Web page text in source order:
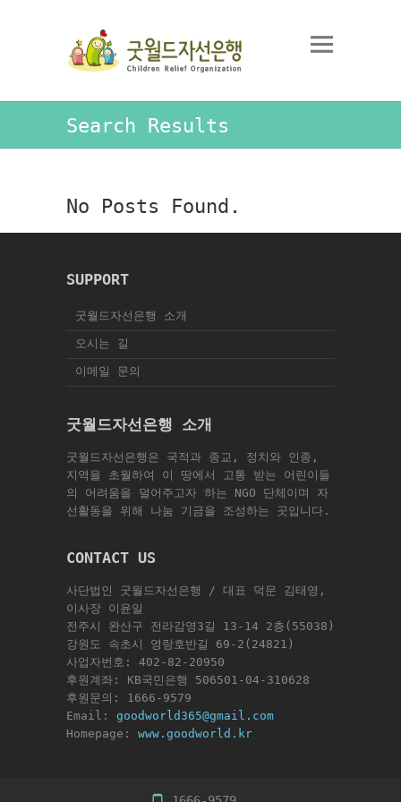
Search Results
No Posts Found.
SUPPORT
굿월드자선은행 소개
오시는 길
이메일 문의
굿월드자선은행 소개
굿월드자선은행은 국적과 종교, 정치와 인종,
지역을 초월하여 이 땅에서 고통 받는 어린이들
의 어려움을 덜어주고자 하는 NGO 단체이며 자
선활동을 위해 나눔 기금을 조성하는 곳입니다.
CONTACT US
사단법인 굿월드자선은행 / 대표 덕문 김태영,
이사장 이윤일
전주시 완산구 전라감영3길 13-14 2층(55038)
강원도 속초시 영랑호반길 69-2(24821)
사업자번호: 402-82-20950
후원계좌: KB국민은행 506501-04-310628
후원문의: 1666-9579
Email: goodworld365@gmail.com
Homepage: www.goodworld.kr